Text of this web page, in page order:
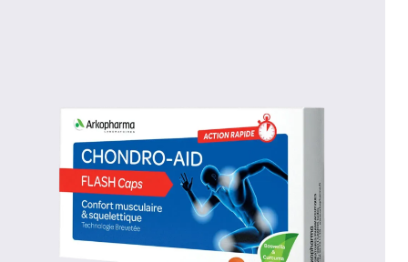
CATÉGORIES
MARQUES